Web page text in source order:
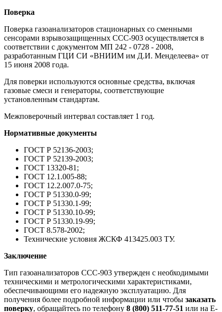
Поверка
Поверка газоанализаторов стационарных со сменными
сенсорами взрывозащищенных ССС-903 осуществляется в
соответствии с документом МП 242 - 0728 - 2008,
разработанным ГЦИ СИ «ВНИИМ им Д.И. Менделеева» от
15 июня 2008 года.
Для поверки используются основные средства, включая
газовые смеси и генераторы, соответствующие
установленным стандартам.
Межповерочный интервал составляет 1 год.
Нормативные документы
ГОСТ Р 52136-2003;
ГОСТ Р 52139-2003;
ГОСТ 13320-81;
ГОСТ 12.1.005-88;
ГОСТ 12.2.007.0-75;
ГОСТ Р 51330.0-99;
ГОСТ Р 51330.1-99;
ГОСТ Р 51330.10-99;
ГОСТ Р 51330.19-99;
ГОСТ 8.578-2002;
Технические условия ЖСКФ 413425.003 ТУ.
Заключение
Тип газоанализаторов ССС-903 утвержден с необходимыми
техническими и метрологическими характеристиками,
обеспечивающими его надежную эксплуатацию. Для
получения более подробной информации или чтобы заказать
поверку, обращайтесь по телефону 8 (800) 511-77-51 или на E-